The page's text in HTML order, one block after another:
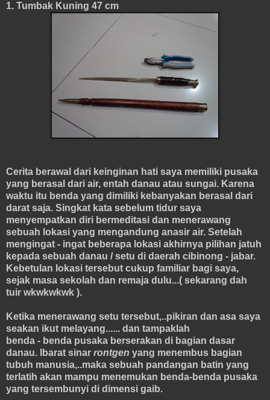
1. Tumbak Kuning 47 cm
Cerita berawal dari keinginan hati saya memiliki pusaka
yang berasal dari air, entah danau atau sungai. Karena
waktu itu benda yang dimiliki kebanyakan berasal dari
darat saja. Singkat kata sebelum tidur saya
menyempatkan diri bermeditasi dan menerawang
sebuah lokasi yang mengandung anasir air. Setelah
mengingat - ingat beberapa lokasi akhirnya pilihan jatuh
kepada sebuah danau / setu di daerah cibinong - jabar.
Kebetulan lokasi tersebut cukup familiar bagi saya,
sejak masa sekolah dan remaja dulu...( sekarang dah
tuir wkwkwkwk ).
Ketika menerawang setu tersebut,..pikiran dan asa saya
seakan ikut melayang...... dan tampaklah
benda - benda pusaka berserakan di bagian dasar
danau. Ibarat sinar rontgen yang menembus bagian
tubuh manusia,..maka sebuah pandangan batin yang
terlatih akan mampu menemukan benda-benda pusaka
yang tersembunyi di dimensi gaib.